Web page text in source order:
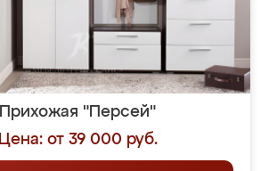
Прихожая "Персей"
Цена: от 39 000 руб.